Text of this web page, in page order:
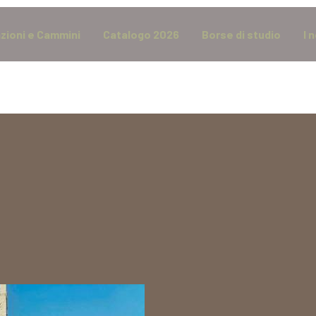
e Cammini Catalogo 2026 Borse di studio I